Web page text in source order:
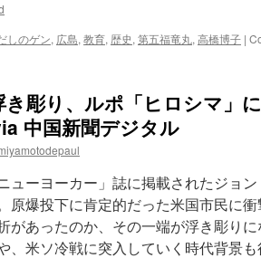
しのゲン, 広島, 教育, 歴史, 第五福竜丸, 高橋博子 |
彫り、ルポ「ヒロシマ」
中国新聞デジタル
ューヨーカー」誌に掲載されたジョ
原爆投下に肯定的だった米国市民に
があったのか、その一端が浮き彫り
、米ソ冷戦に突入していく時代背景も